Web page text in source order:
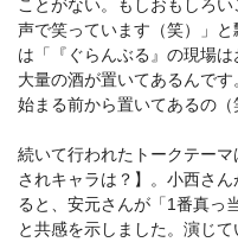
ことがない。もしおもしろ
声で笑っています（笑）」
は「『ぐらんぶる』の現場
大量の酒が置いてあるんで
始まる前から置いてあるの（
続いて行われたトークテー
されキャラは？】。小西さ
ると、安元さんが「1番真っ
と共感を示しました。演じ